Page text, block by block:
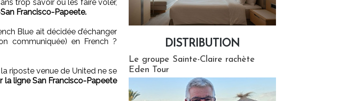
trop savoir où les faire voler,
Francisco-Papeete.
Blue ait décidée d’échanger
communiquée) en French ?
riposte venue de United ne se
la ligne San Francisco-Papeete
DISTRIBUTION
Le groupe Sainte-Claire rachète
Eden Tour